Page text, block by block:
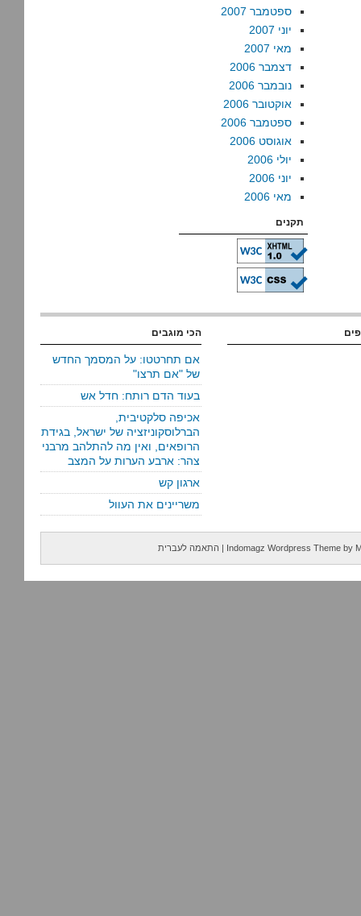
ספטמבר 2007
יוני 2007
מאי 2007
דצמבר 2006
נובמבר 2006
אוקטובר 2006
ספטמבר 2006
אוגוסט 2006
יולי 2006
יוני 2006
מאי 2006
תקנים
הכי מוגבים
אם תחרטטו: על המסמך החדש
של "אם תרצו"
בעוד הדם רותח: חדל אש
אכיפה סלקטיבית,
הברלוסקוניזציה של ישראל, בגידת
הרופאים, ואין מה להתלהב מרבני
צהר: ארבע הערות על המצב
ארגון קש
משריינים את העוול
Indomagz Wordpress Theme by
| התאמה לעברית